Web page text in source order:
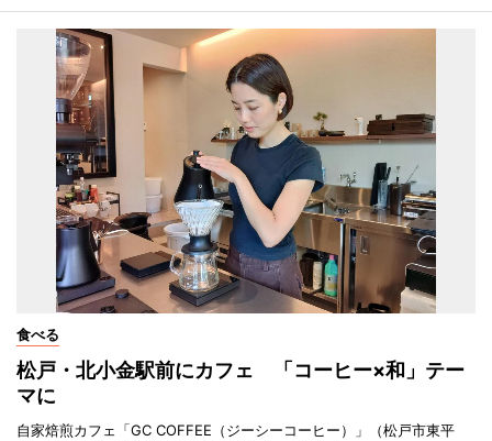
食べる
松戸・北小金駅前にカフェ 「コーヒー×和」テー
マに
自家焙煎カフェ「GC COFFEE（ジーシーコーヒー）」（松戸市東平